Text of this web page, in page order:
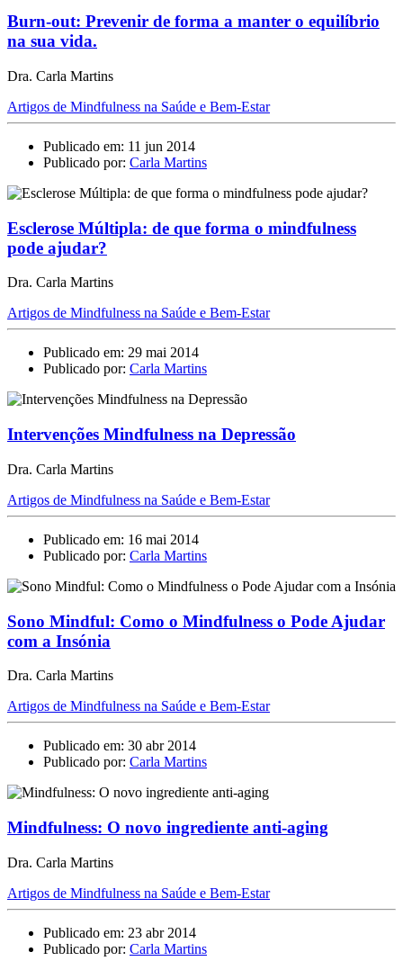
Burn-out: Prevenir de forma a manter o equilíbrio
na sua vida.
Dra. Carla Martins
Artigos de Mindfulness na Saúde e Bem-Estar
Publicado em: 11 jun 2014
Publicado por: Carla Martins
Esclerose Múltipla: de que forma o mindfulness
pode ajudar?
Dra. Carla Martins
Artigos de Mindfulness na Saúde e Bem-Estar
Publicado em: 29 mai 2014
Publicado por: Carla Martins
Intervenções Mindfulness na Depressão
Dra. Carla Martins
Artigos de Mindfulness na Saúde e Bem-Estar
Publicado em: 16 mai 2014
Publicado por: Carla Martins
Sono Mindful: Como o Mindfulness o Pode Ajudar
com a Insónia
Dra. Carla Martins
Artigos de Mindfulness na Saúde e Bem-Estar
Publicado em: 30 abr 2014
Publicado por: Carla Martins
Mindfulness: O novo ingrediente anti-aging
Dra. Carla Martins
Artigos de Mindfulness na Saúde e Bem-Estar
Publicado em: 23 abr 2014
Publicado por: Carla Martins